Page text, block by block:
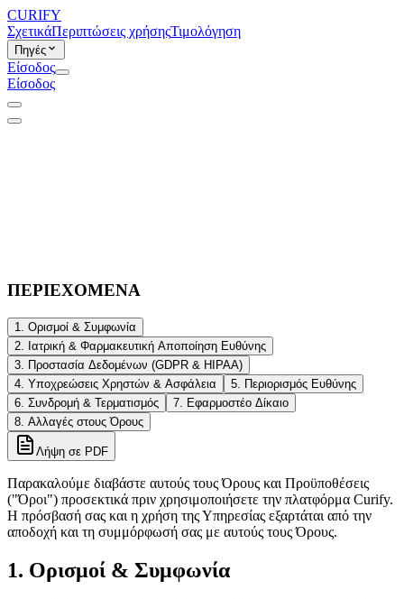
CURIFY
ΣχετικάΠεριπτώσεις χρήσηςΤιμολόγηση
Πηγές
Είσοδος
Είσοδος
ΠΕΡΙΕΧΟΜΕΝΑ
1. Ορισμοί & Συμφωνία
2. Ιατρική & Φαρμακευτική Αποποίηση Ευθύνης
3. Προστασία Δεδομένων (GDPR & HIPAA)
4. Υποχρεώσεις Χρηστών & Ασφάλεια
5. Περιορισμός Ευθύνης
6. Συνδρομή & Τερματισμός
7. Εφαρμοστέο Δίκαιο
8. Αλλαγές στους Όρους
Λήψη σε PDF
Παρακαλούμε διαβάστε αυτούς τους Όρους και Προϋποθέσεις
("Όροι") προσεκτικά πριν χρησιμοποιήσετε την πλατφόρμα Curify.
Η πρόσβασή σας και η χρήση της Υπηρεσίας εξαρτάται από την
αποδοχή και τη συμμόρφωσή σας με αυτούς τους Όρους.
1. Ορισμοί & Συμφωνία